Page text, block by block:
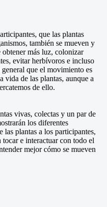
que las plantas
también se mueven y
obtener más luz, colonizar
evitar herbívoros e incluso
general que el movimiento es
vida de las plantas, aunque a
de ello.
vivas, colectas y un par de
los diferentes
las plantas a los participantes,
tocar e interactuar con todo el
mejor cómo se mueven